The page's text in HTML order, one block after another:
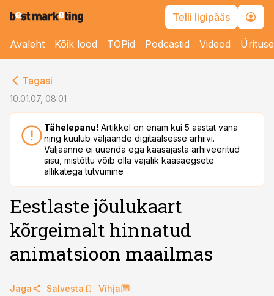
Telli ligipääs
Avaleht Kõik lood TOPid Podcastid Videod
Tagasi
10.01.07, 08:01
Tähelepanu! Artikkel on enam kui 5 aastat vana
ning kuulub väljaande digitaalsesse arhiivi.
Väljaanne ei uuenda ega kaasajasta arhiveeritud
sisu, mistõttu võib olla vajalik kaasaegsete
allikatega tutvumine
Eestlaste jõulukaart
kõrgeimalt hinnatud
animatsioon maailmas
Jaga Salvesta Vihja